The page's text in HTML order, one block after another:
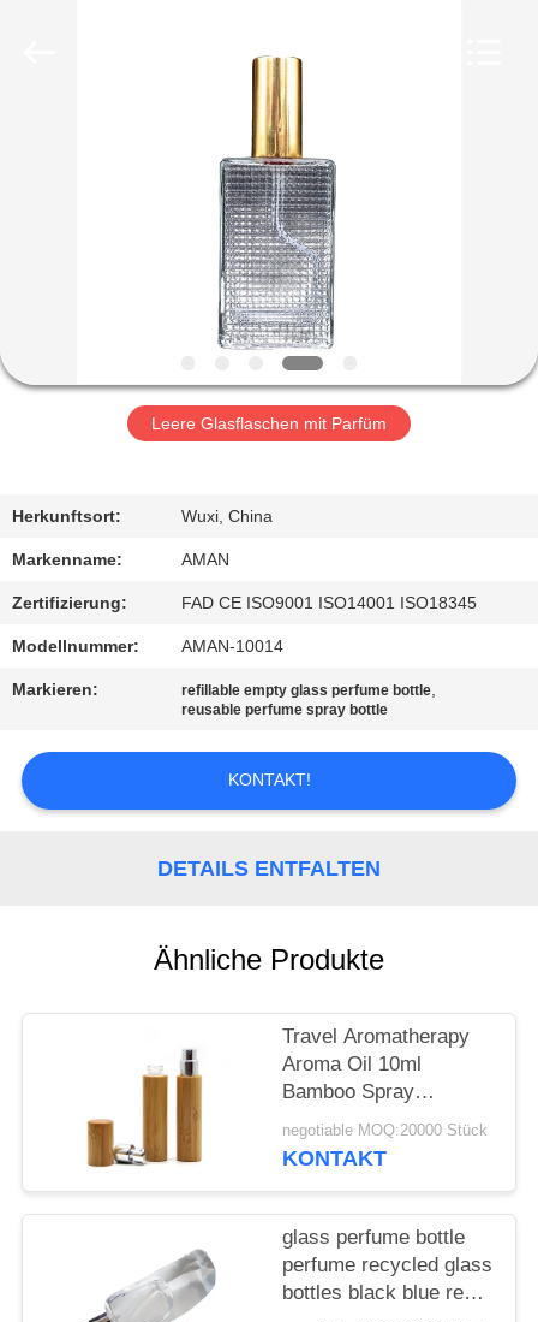
VR-
SHOW
UNS
QUALITÄTSKONTROLLE
MIT
UNS
ANFORDERN
SITEMAP
Leere Glasflaschen mit Parfüm
Herkunftsort: Wuxi, China
Markenname: AMAN
Zertifizierung: FAD CE ISO9001 ISO14001 ISO18345
Modellnummer: AMAN-10014
Markieren: refillable empty glass perfume bottle,
reusable perfume spray bottle
KONTAKT!
DETAILS ENTFALTEN
Ähnliche Produkte
Travel Aromatherapy
Aroma Oil 10ml
Bamboo Spray
Perfume Bottle With
Screw Spray Cap
negotiable MOQ:20000 Stück
KONTAKT
glass perfume bottle
perfume recycled glass
bottles black blue red